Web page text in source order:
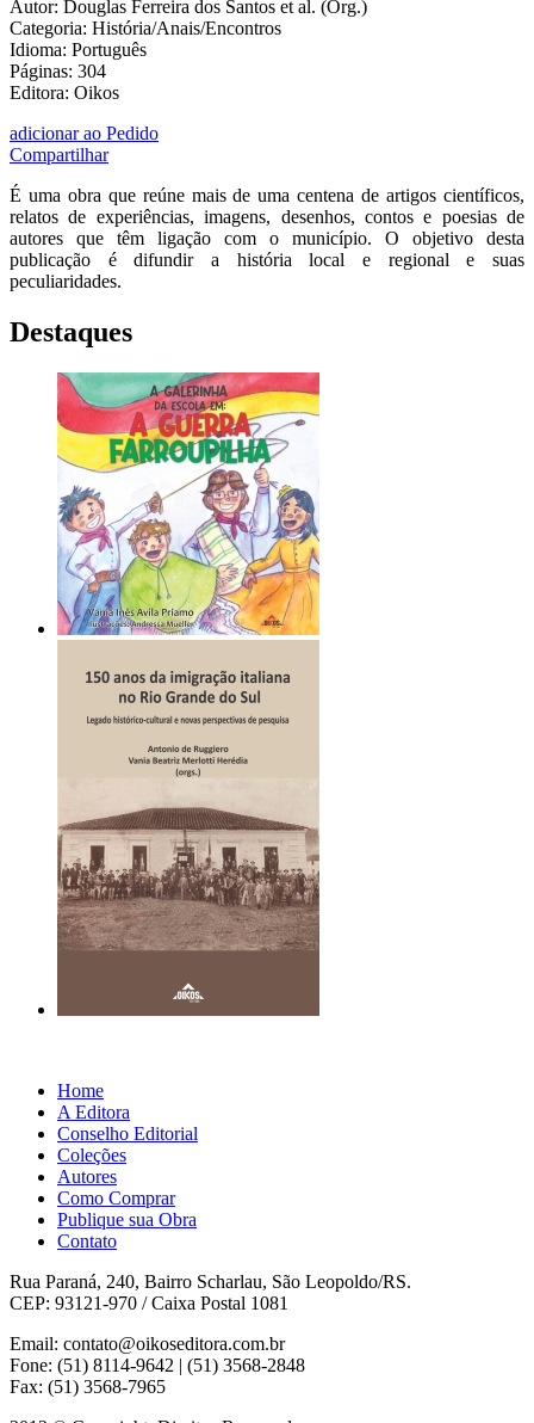
Autor: Douglas Ferreira dos Santos et al. (Org.)
Categoria: História/Anais/Encontros
Idioma: Português
Páginas: 304
Editora: Oikos
adicionar ao Pedido
Compartilhar
É uma obra que reúne mais de uma centena de artigos científicos,
relatos de experiências, imagens, desenhos, contos e poesias de
autores que têm ligação com o município. O objetivo desta
publicação é difundir a história local e regional e suas
peculiaridades.
Destaques
Home
A Editora
Conselho Editorial
Coleções
Autores
Como Comprar
Publique sua Obra
Contato
Rua Paraná, 240, Bairro Scharlau, São Leopoldo/RS.
CEP: 93121-970 / Caixa Postal 1081
Email: contato@oikoseditora.com.br
Fone: (51) 8114-9642 | (51) 3568-2848
Fax: (51) 3568-7965